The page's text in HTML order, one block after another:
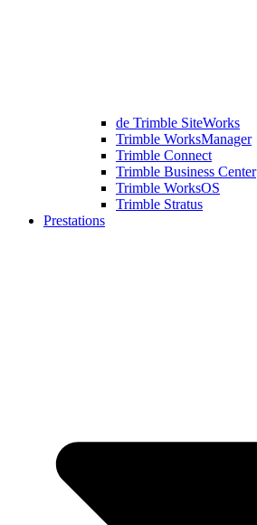
de Trimble SiteWorks
Trimble WorksManager
Trimble Connect
Trimble Business Center
Trimble WorksOS
Trimble Stratus
Prestations